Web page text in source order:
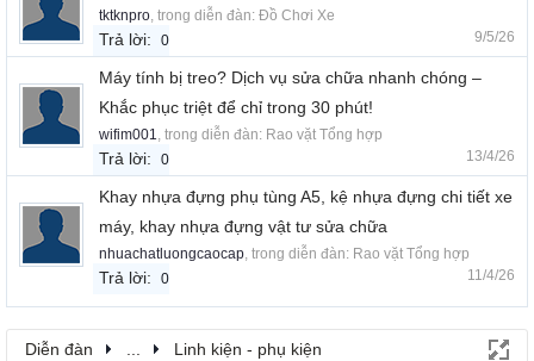
tktknpro, trong diễn đàn: Đồ Chơi Xe
Trả lời: 0 9/5/26
Máy tính bị treo? Dịch vụ sửa chữa nhanh chóng –
Khắc phục triệt để chỉ trong 30 phút!
wifim001, trong diễn đàn: Rao vặt Tổng hợp
Trả lời: 0 13/4/26
Khay nhựa đựng phụ tùng A5, kệ nhựa đựng chi tiết xe
máy, khay nhựa đựng vật tư sửa chữa
nhuachatluongcaocap, trong diễn đàn: Rao vặt Tổng hợp
Trả lời: 0 11/4/26
Diễn đàn ... Linh kiện - phụ kiện